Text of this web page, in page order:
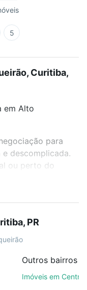
5
Curitiba,
em Alto
para
descomplicada.
ou perto do
Alto Boqueirão,
Agende uma
mais de 46
na compra,
PR
Outros bairros
Imóveis em Centro